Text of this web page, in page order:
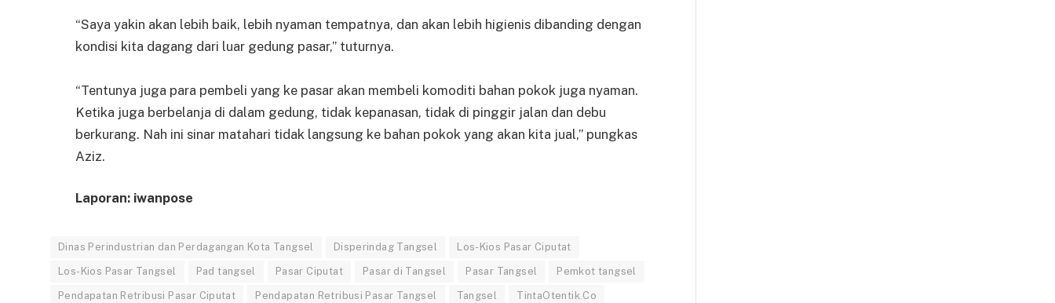
“Saya yakin akan lebih baik, lebih nyaman tempatnya, dan akan lebih higienis dibanding dengan
kondisi kita dagang dari luar gedung pasar,” tuturnya.
“Tentunya juga para pembeli yang ke pasar akan membeli komoditi bahan pokok juga nyaman.
Ketika juga berbelanja di dalam gedung, tidak kepanasan, tidak di pinggir jalan dan debu
berkurang. Nah ini sinar matahari tidak langsung ke bahan pokok yang akan kita jual,” pungkas
Aziz.
Laporan: iwanpose
Dinas Perindustrian dan Perdagangan Kota Tangsel Disperindag Tangsel Los-Kios Pasar Ciputat
Los-Kios Pasar Tangsel Pad tangsel Pasar Ciputat Pasar di Tangsel Pasar Tangsel Pemkot tangsel
Pendapatan Retribusi Pasar Ciputat Pendapatan Retribusi Pasar Tangsel Tangsel TintaOtentik.Co